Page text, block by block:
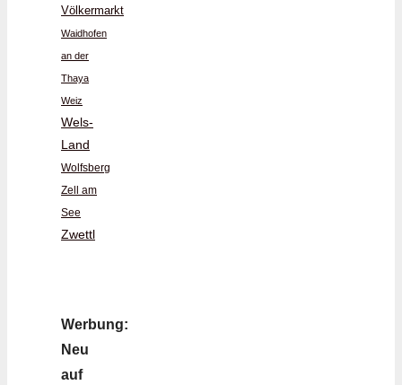
Völkermarkt
Waidhofen
an der
Thaya
Weiz
Wels-
Land
Wolfsberg
Zell am
See
Zwettl
Werbung:
Neu
auf